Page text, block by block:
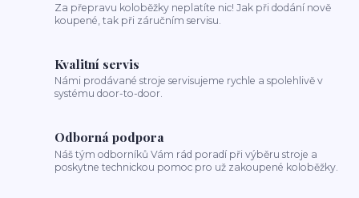
Za přepravu koloběžky neplatíte nic! Jak při dodání nově
koupené, tak při záručním servisu.
Kvalitní servis
Námi prodávané stroje servisujeme rychle a spolehlivě v
systému door-to-door.
Odborná podpora
Náš tým odborníků Vám rád poradí při výběru stroje a
poskytne technickou pomoc pro už zakoupené koloběžky.